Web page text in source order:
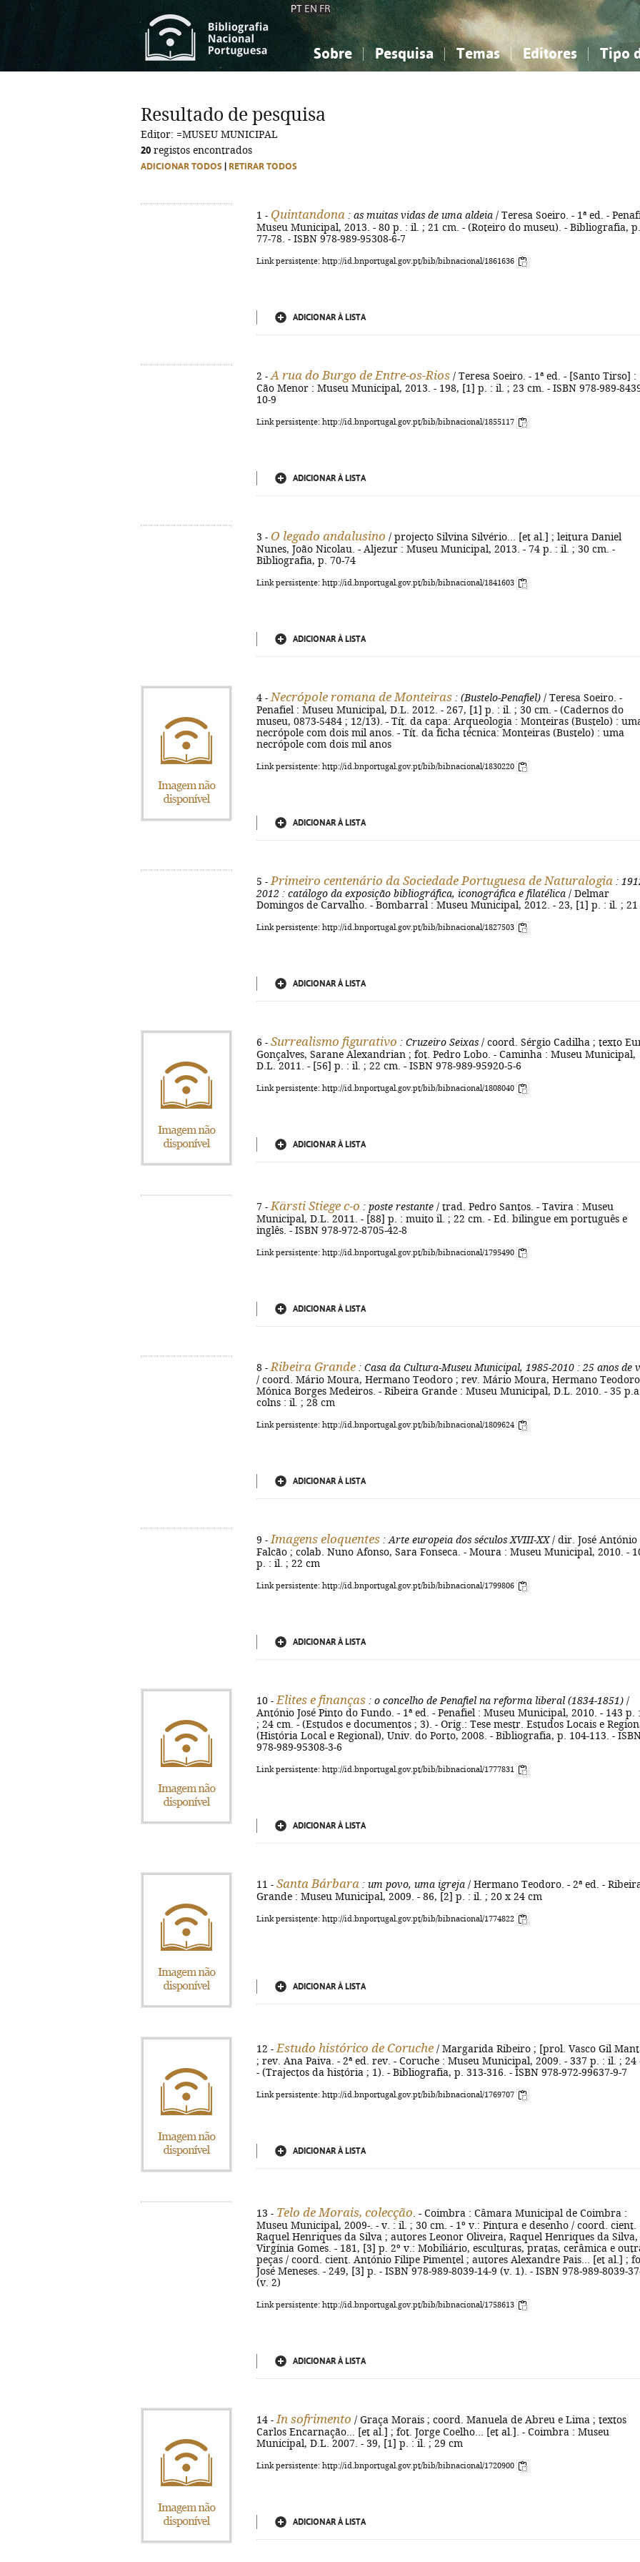
PT EN FR
Sobre Pesquisa Temas
Ciências sociais...
Editores Tipo
Ciências sociais...
Resultado de pesquisa
Editor: =MUSEU MUNICIPAL
20 registos encontrados
ADICIONAR TODOS RETIRAR TODOS
1 - Quintandona : as muitas vidas de uma aldeia / Teresa Soeiro. - 1ª ed. -
Museu Municipal, 2013. - 80 p. : il. ; 21 cm. - (Roteiro do museu). - Bibliografia, p.
77-78. - ISBN 978-989-95308-6-7
Link persistente: http://id.bnportugal.gov.pt/bib/bibnacional/1861636
ADICIONAR À LISTA
2 - A rua do Burgo de Entre-os-Rios / Teresa Soeiro. - 1ª ed. - [Santo Tirso] :
Cão Menor : Museu Municipal, 2013. - 198, [1] p. : il. ; 23 cm. - ISBN 978-989-
10-9
Link persistente: http://id.bnportugal.gov.pt/bib/bibnacional/1855117
ADICIONAR À LISTA
3 - O legado andalusino / projecto Silvina Silvério... [et al.] ; leitura Daniel
Nunes, João Nicolau. - Aljezur : Museu Municipal, 2013. - 74 p. : il. ; 30 cm. -
Bibliografia, p. 70-74
Link persistente: http://id.bnportugal.gov.pt/bib/bibnacional/1841603
ADICIONAR À LISTA
4 - Necrópole romana de Monteiras : (Bustelo-Penafiel) / Teresa Soeiro. -
Penafiel : Museu Municipal, D.L. 2012. - 267, [1] p. : il. ; 30 cm. - (Cadernos do
museu, 0873-5484 ; 12/13). - Tít. da capa: Arqueologia : Monteiras (Bustelo) :
necrópole com dois mil anos. - Tít. da ficha técnica: Monteiras (Bustelo) : uma
necrópole com dois mil anos
Link persistente: http://id.bnportugal.gov.pt/bib/bibnacional/1830220
ADICIONAR À LISTA
5 - Primeiro centenário da Sociedade Portuguesa de Naturalogia :
2012 : catálogo da exposição bibliográfica, iconográfica e filatélica / Delmar
Domingos de Carvalho. - Bombarral : Museu Municipal, 2012. - 23, [1] p. : il. ; 21
Link persistente: http://id.bnportugal.gov.pt/bib/bibnacional/1827503
ADICIONAR À LISTA
6 - Surrealismo figurativo : Cruzeiro Seixas / coord. Sérgio Cadilha ; texto
Gonçalves, Sarane Alexandrian ; fot. Pedro Lobo. - Caminha : Museu Municipal,
D.L. 2011. - [56] p. : il. ; 22 cm. - ISBN 978-989-95920-5-6
Link persistente: http://id.bnportugal.gov.pt/bib/bibnacional/1808040
ADICIONAR À LISTA
7 - Kärsti Stiege c-o : poste restante / trad. Pedro Santos. - Tavira : Museu
Municipal, D.L. 2011. - [88] p. : muito il. ; 22 cm. - Ed. bilingue em português e
inglês. - ISBN 978-972-8705-42-8
Link persistente: http://id.bnportugal.gov.pt/bib/bibnacional/1795490
ADICIONAR À LISTA
8 - Ribeira Grande : Casa da Cultura-Museu Municipal, 1985-2010 : 25 anos de
/ coord. Mário Moura, Hermano Teodoro ; rev. Mário Moura, Hermano
Mónica Borges Medeiros. - Ribeira Grande : Museu Municipal, D.L. 2010. - 35
colns : il. ; 28 cm
Link persistente: http://id.bnportugal.gov.pt/bib/bibnacional/1809624
ADICIONAR À LISTA
9 - Imagens eloquentes : Arte europeia dos séculos XVIII-XX/ dir. José António
Falcão ; colab. Nuno Afonso, Sara Fonseca. - Moura : Museu Municipal, 2010. -
p. : il. ; 22 cm
Link persistente: http://id.bnportugal.gov.pt/bib/bibnacional/1799806
ADICIONAR À LISTA
10 - Elites e finanças : o concelho de Penafiel na reforma liberal (1834-1851) /
António José Pinto do Fundo. - 1ª ed. - Penafiel : Museu Municipal, 2010. - 143 p.
; 24 cm. - (Estudos e documentos ; 3). - Orig.: Tese mestr. Estudos Locais e
(História Local e Regional), Univ. do Porto, 2008. - Bibliografia, p. 104-113. -
978-989-95308-3-6
Link persistente: http://id.bnportugal.gov.pt/bib/bibnacional/1777831
ADICIONAR À LISTA
11 - Santa Bárbara : um povo, uma igreja / Hermano Teodoro. - 2ª ed. -
Grande : Museu Municipal, 2009. - 86, [2] p. : il. ; 20 x 24 cm
Link persistente: http://id.bnportugal.gov.pt/bib/bibnacional/1774822
ADICIONAR À LISTA
12 - Estudo histórico de Coruche / Margarida Ribeiro ; [prol. Vasco Gil
; rev. Ana Paiva. - 2ª ed. rev. - Coruche : Museu Municipal, 2009. - 337 p. : il. ; 24
- (Trajectos da história ; 1). - Bibliografia, p. 313-316. - ISBN 978-972-99637-9-7
Link persistente: http://id.bnportugal.gov.pt/bib/bibnacional/1769707
ADICIONAR À LISTA
13 - Telo de Morais, colecção . - Coimbra : Câmara Municipal de Coimbra :
Museu Municipal, 2009-. - v. : il. ; 30 cm. - 1º v.: Pintura e desenho / coord. cient.
Raquel Henriques da Silva ; autores Leonor Oliveira, Raquel Henriques da Silva,
Virgínia Gomes. - 181, [3] p. 2º v.: Mobiliário, esculturas, pratas, cerâmica e
peças / coord. cient. António Filipe Pimentel ; autores Alexandre Pais... [et al.] ;
José Meneses. - 249, [3] p. - ISBN 978-989-8039-14-9 (v. 1). - ISBN 978-989-8039-
(v. 2)
Link persistente: http://id.bnportugal.gov.pt/bib/bibnacional/1758613
ADICIONAR À LISTA
14 - In sofrimento / Graça Morais ; coord. Manuela de Abreu e Lima ; textos
Carlos Encarnação... [et al.] ; fot. Jorge Coelho... [et al.]. - Coimbra : Museu
Municipal, D.L. 2007. - 39, [1] p. : il. ; 29 cm
Link persistente: http://id.bnportugal.gov.pt/bib/bibnacional/1720900
ADICIONAR À LISTA